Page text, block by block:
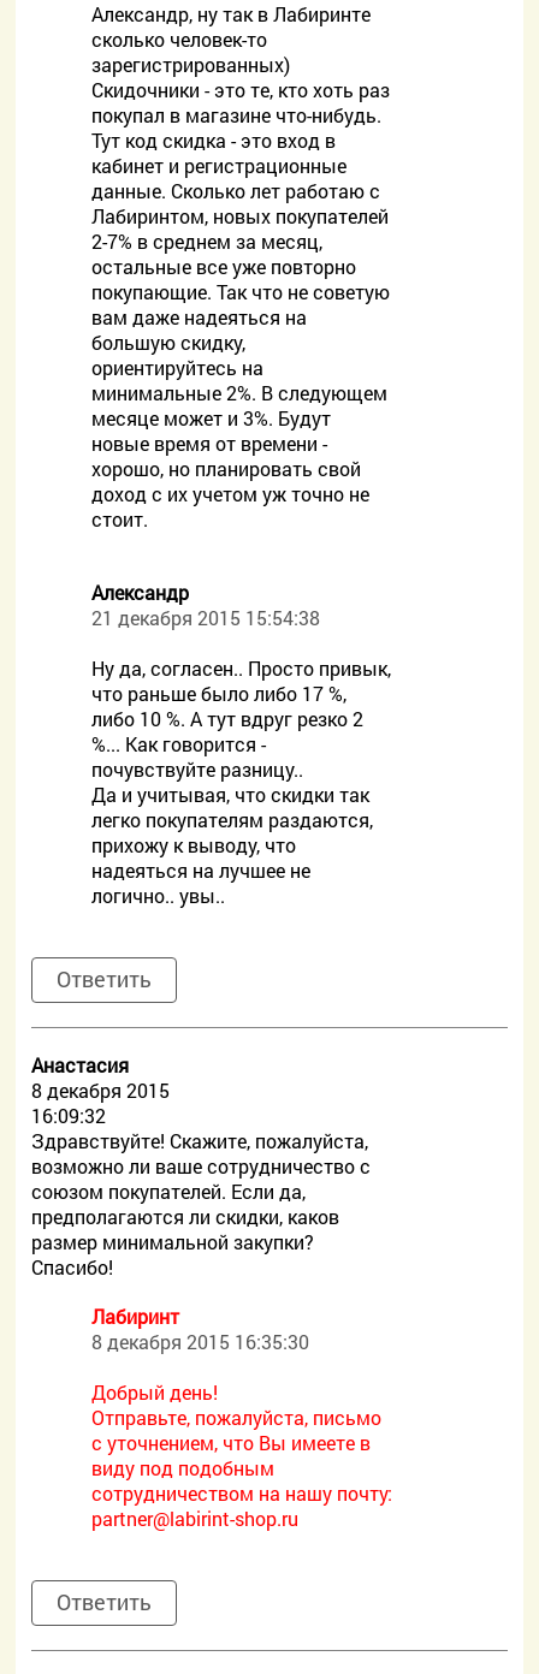
Александр, ну так в Лабиринте
сколько человек-то
зарегистрированных)
Скидочники - это те, кто хоть раз
покупал в магазине что-нибудь.
Тут код скидка - это вход в
кабинет и регистрационные
данные. Сколько лет работаю с
Лабиринтом, новых покупателей
2-7% в среднем за месяц,
остальные все уже повторно
покупающие. Так что не советую
вам даже надеяться на
большую скидку,
ориентируйтесь на
минимальные 2%. В следующем
месяце может и 3%. Будут
новые время от времени -
хорошо, но планировать свой
доход с их учетом уж точно не
стоит.
Александр
21 декабря 2015 15:54:38
Ну да, согласен.. Просто привык,
что раньше было либо 17 %,
либо 10 %. А тут вдруг резко 2
%... Как говорится -
почувствуйте разницу..
Да и учитывая, что скидки так
легко покупателям раздаются,
прихожу к выводу, что
надеяться на лучшее не
логично.. увы..
Ответить
Анастасия
8 декабря 2015
16:09:32
Здравствуйте! Скажите, пожалуйста,
возможно ли ваше сотрудничество с
союзом покупателей. Если да,
предполагаются ли скидки, каков
размер минимальной закупки?
Спасибо!
Лабиринт
8 декабря 2015 16:35:30
Добрый день!
Отправьте, пожалуйста, письмо
с уточнением, что Вы имеете в
виду под подобным
сотрудничеством на нашу почту:
partner@labirint-shop.ru
Ответить